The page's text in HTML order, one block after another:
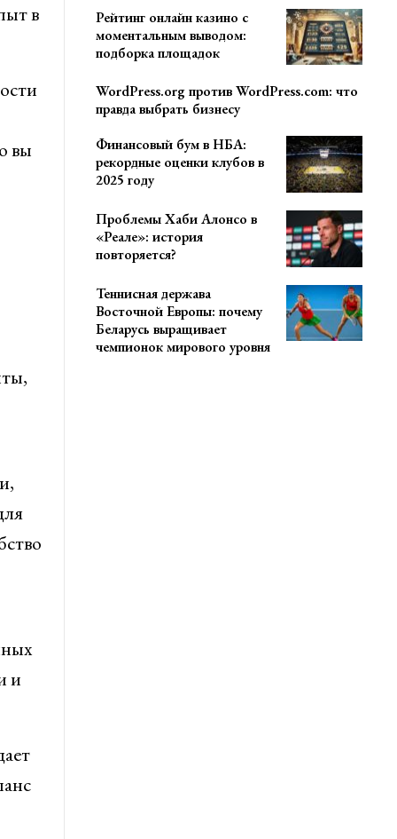
в
вы
и
Рейтинг онлайн казино с
моментальным выводом:
подборка площадок
WordPress.org против WordPress.com: что
правда выбрать бизнесу
Финансовый бум в НБА:
рекордные оценки клубов в
2025 году
Проблемы Хаби Алонсо в
«Реале»: история
повторяется?
Теннисная держава
Восточной Европы: почему
Беларусь выращивает
чемпионок мирового уровня